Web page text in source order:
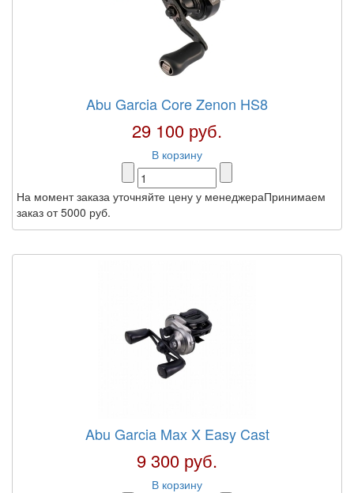
Abu Garcia Core Zenon HS8
29 100 руб.
В корзину
На момент заказа уточняйте цену у менеджераПринимаем
заказ от 5000 руб.
Abu Garcia Max X Easy Cast
9 300 руб.
В корзину